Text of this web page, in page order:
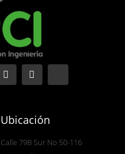
Ubicación
Calle 79B Sur No 50-116